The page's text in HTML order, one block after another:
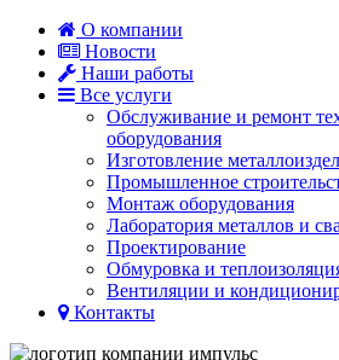
О компании
Новости
Наши работы
Все услуги
Обслуживание и ремонт
оборудования
Изготовление
Промышленное
Монтаж оборудования
Лаборатория металлов и
Проектирование
Обмуровка и
Вентиляции и
Контакты